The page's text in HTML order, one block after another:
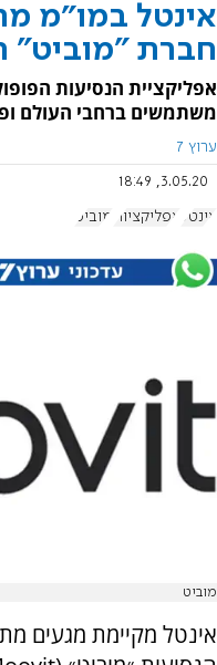
אינטל במו"מ
חברת ״מוביט״
משתמשים ברחבי העולם ופועלת ב-102
ערוץ 7
3.05.20, 18:49
אינטל אפליקציות מוביט
מוביט
אינטל מקיימת מגעים